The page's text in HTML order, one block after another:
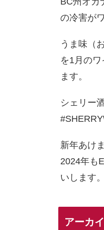
の冷害が
うま味（
を1月の
ます。
シェリー
新年あけ
2024年も
いします。
アーカ